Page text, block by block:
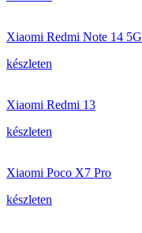
Xiaomi Redmi Note 14 5G
készleten
Xiaomi Redmi 13
készleten
Xiaomi Poco X7 Pro
készleten